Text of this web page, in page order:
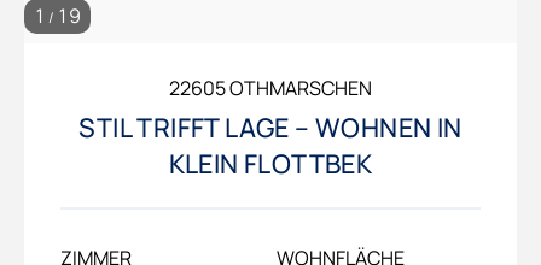
1 / 19
22605 OTHMARSCHEN
STIL TRIFFT LAGE – WOHNEN IN
KLEIN FLOTTBEK
ZIMMER
WOHNFLÄCHE